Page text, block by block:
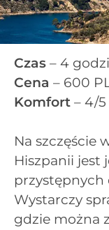
Czas – 4
Cena – 600
Komfort – 4/5
Na szczęście
Hiszpanii jest
przystępnych
Wystarczy
gdzie można